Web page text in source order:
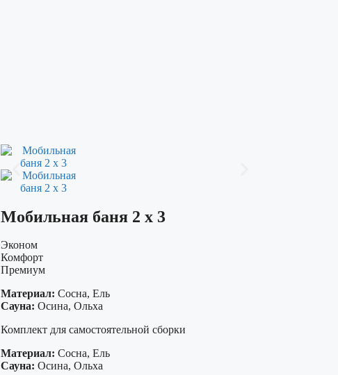
Мобильная баня 2 х 3
Эконом
Комфорт
Премиум
Материал: Сосна, Ель
Сауна: Осина, Ольха
Комплект для самостоятельной сборки
Материал: Сосна, Ель
Сауна: Осина, Ольха